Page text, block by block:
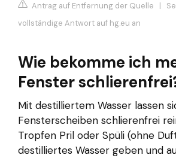
Antrag auf Entfernung der Quelle |
vollständige Antwort auf hg.eu an
Wie bekomme ich
Fenster
Mit destilliertem Wasser lassen
Fensterscheiben schlierenfrei
Tropfen Pril oder Spüli (ohne
destilliertes Wasser geben und